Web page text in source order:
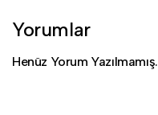
Yorumlar
Henüz Yorum Yazılmamış.